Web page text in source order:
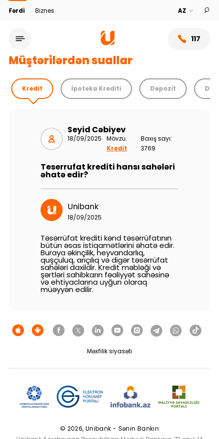
Fərdi Biznes
117
Xidmət şəbəkəsi
Bank haqqında
Keşbek
Tariflər
Əlaqə və təkliflər
F.A.Q
Müştərilərdən suallar
Kredit İpoteka Krediti Depozit
Seyid Cəbiyev
18/09/2025
Mövzu:
Kredit
Baxış sayı:
3769
Teserrufat krediti hansı sahələri
əhatə edir?
Unibank
18/09/2025
Təsərrüfat krediti kənd təsərrüfatının
bütün əsas istiqamətlərini əhatə edir.
Buraya əkinçilik, heyvandarlıq,
quşçuluq, arıçılıq və digər təsərrüfat
sahələri daxildir. Kredit məbləği və
şərtləri sahibkarın fəaliyyət sahəsinə
və ehtiyaclarına uyğun olaraq
müəyyən edilir.
Məxfilik siyasəti
© 2026, Unibank - Sənin Bankın